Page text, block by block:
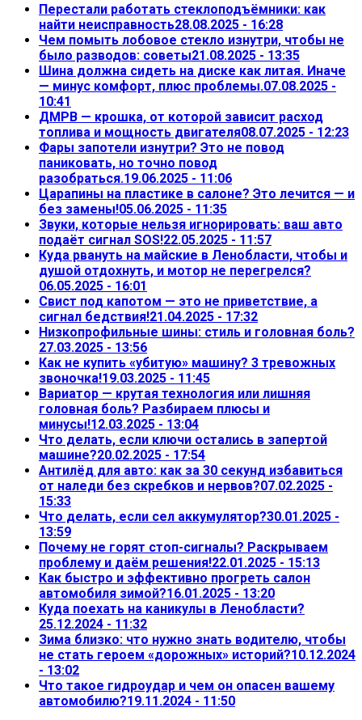
Перестали работать стеклоподъёмники: как
найти неисправность28.08.2025 - 16:28
Чем помыть лобовое стекло изнутри, чтобы не
было разводов: советы21.08.2025 - 13:35
Шина должна сидеть на диске как литая. Иначе
— минус комфорт, плюс проблемы.07.08.2025 -
10:41
ДМРВ — крошка, от которой зависит расход
топлива и мощность двигателя08.07.2025 - 12:23
Фары запотели изнутри? Это не повод
паниковать, но точно повод
разобраться.19.06.2025 - 11:06
Царапины на пластике в салоне? Это лечится — и
без замены!05.06.2025 - 11:35
Звуки, которые нельзя игнорировать: ваш авто
подаёт сигнал SOS!22.05.2025 - 11:57
Куда рвануть на майские в Ленобласти, чтобы и
душой отдохнуть, и мотор не перегрелся?
06.05.2025 - 16:01
Свист под капотом — это не приветствие, а
сигнал бедствия!21.04.2025 - 17:32
Низкопрофильные шины: стиль и головная боль?
27.03.2025 - 13:56
Как не купить «убитую» машину? 3 тревожных
звоночка!19.03.2025 - 11:45
Вариатор — крутая технология или лишняя
головная боль? Разбираем плюсы и
минусы!12.03.2025 - 13:04
Что делать, если ключи остались в запертой
машине?20.02.2025 - 17:54
Антилёд для авто: как за 30 секунд избавиться
от наледи без скребков и нервов?07.02.2025 -
15:33
Что делать, если сел аккумулятор?30.01.2025 -
13:59
Почему не горят стоп-сигналы? Раскрываем
проблему и даём решения!22.01.2025 - 15:13
Как быстро и эффективно прогреть салон
автомобиля зимой?16.01.2025 - 13:20
Куда поехать на каникулы в Ленобласти?
25.12.2024 - 11:32
Зима близко: что нужно знать водителю, чтобы
не стать героем «дорожных» историй?10.12.2024
- 13:02
Что такое гидроудар и чем он опасен вашему
автомобилю?19.11.2024 - 11:50